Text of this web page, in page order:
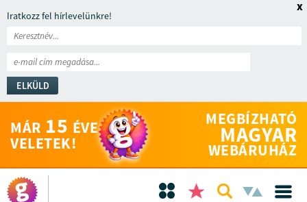
Iratkozz fel hírlevelünkre!
ELKÜLD
x
MÁR 15 ÉVE
VELETEK!
MEGBÍZHATÓ
MAGYAR
WEBÁRUHÁZ